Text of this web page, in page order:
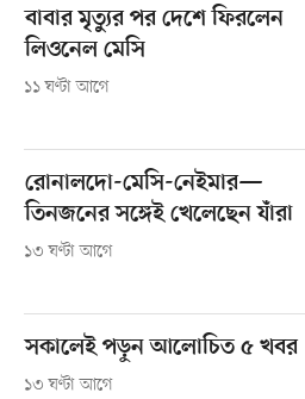
বাবার মৃত্যুর পর দেশে ফিরলেন
লিওনেল মেসি
১১ ঘণ্টা আগে
রোনালদো-মেসি-নেইমার—
তিনজনের সঙ্গেই খেলেছেন যাঁরা
১৩ ঘণ্টা আগে
সকালেই পড়ুন আলোচিত ৫ খবর
১৩ ঘণ্টা আগে